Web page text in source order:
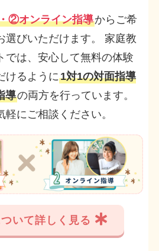
②オンライン指導からご希
選びいただけます。 家庭教
では、安心して無料の体験
けるように1対1の対面指導
導の両方を行っています。
にご相談ください。
いて詳しく見る